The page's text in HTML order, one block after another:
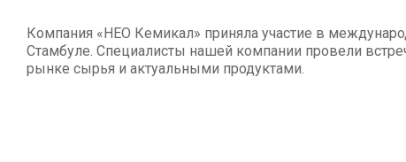
Компания «НЕО Кемикал» приняла участие в
Стамбуле. Специалисты нашей компании провели
рынке сырья и актуальными продуктами.